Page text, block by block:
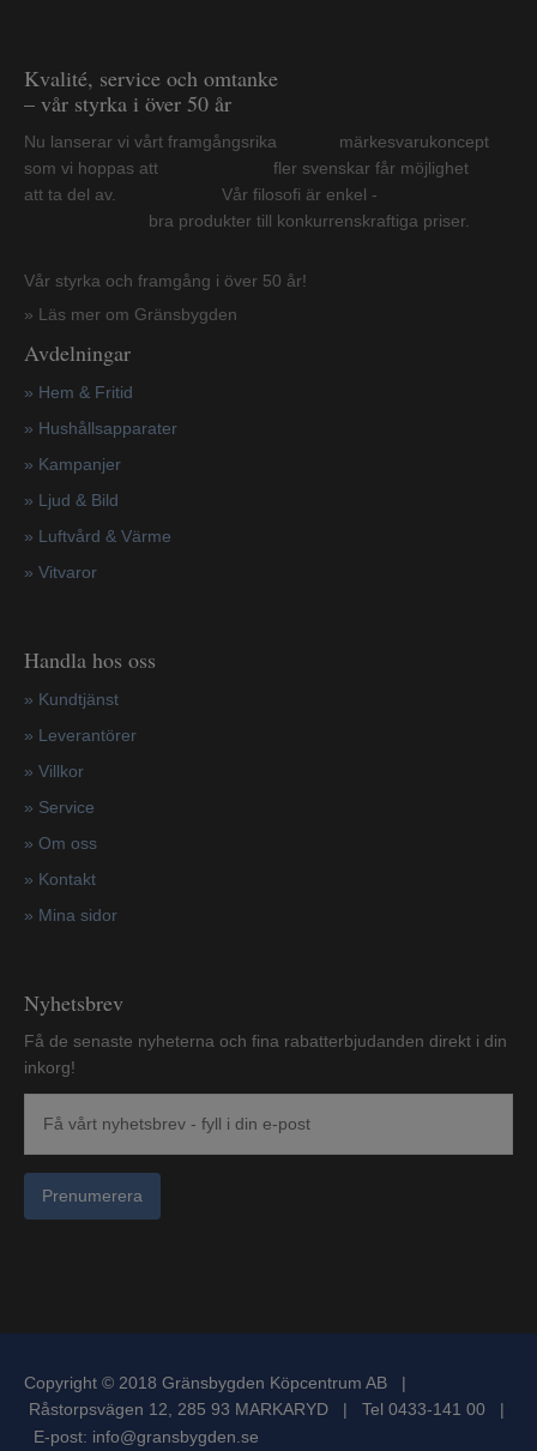
Kvalité, service och omtanke
– vår styrka i över 50 år
Nu lanserar vi vårt framgångsrika märkesvarukoncept
som vi hoppas att fler svenskar får möjlighet
att ta del av. Vår filosofi är enkel -
bra produkter till konkurrenskraftiga priser.
Vår styrka och framgång i över 50 år!
» Läs mer om Gränsbygden
Avdelningar
» Hem & Fritid
» Hushållsapparater
» Kampanjer
» Ljud & Bild
» Luftvård & Värme
» Vitvaror
Handla hos oss
» Kundtjänst
» Leverantörer
» Villkor
» Service
» Om oss
» Kontakt
» Mina sidor
Nyhetsbrev
Få de senaste nyheterna och fina rabatterbjudanden direkt i din
inkorg!
Prenumerera
Copyright © 2018 Gränsbygden Köpcentrum AB |
Råstorpsvägen 12, 285 93 MARKARYD | Tel 0433-141 00 |
E-post: info@gransbygden.se